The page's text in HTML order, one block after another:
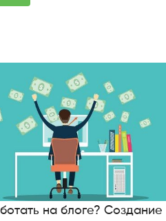
на блоге? Создание